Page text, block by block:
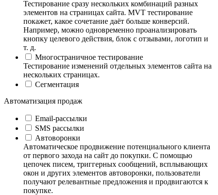
Тестирование сразу нескольких комбинаций разных
элементов на страницах сайта. MVT тестирование
покажет, какое сочетание даёт больше конверсий.
Например, можно одновременно проанализировать
кнопку целевого действия, блок с отзывами, логотип и
т. д.
Многостраничное тестирование
Тестирование изменений отдельных элементов сайта на
нескольких страницах.
Сегментация
Автоматизация продаж
Email-рассылки
SMS рассылки
Автоворонки
Автоматическое продвижение потенциального клиента
от первого захода на сайт до покупки. С помощью
цепочек писем, триггерных сообщений, всплывающих
окон и других элементов автоворонки, пользователи
получают релевантные предложения и продвигаются к
покупке.